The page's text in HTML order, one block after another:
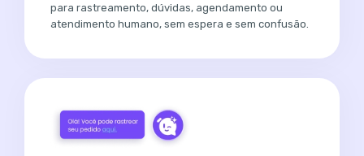
para rastreamento, dúvidas, agendamento ou
atendimento humano, sem espera e sem confusão.